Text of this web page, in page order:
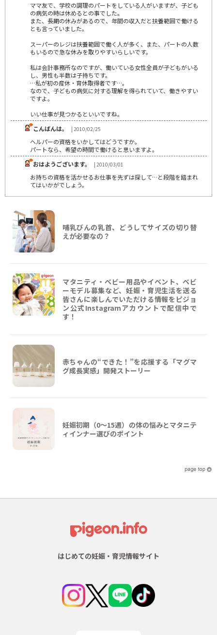
ママ友で、学校の調理のパートをしている人がいますが、子ども
の病気の時は休めるとの事でした。
また、長期の休みがあるので、年間の収入だと扶養範囲で働ける
とも言っていました。
スーパーのレジは扶養範囲で働く人が多く、また、パートの人数
もいるので急な休みを取りやすいらしいです。
私は会計事務所なのですが、働いている女性全員が子どもがいる
し、男性も半数は子持ちです。
…私が初の産休・育休取得者です…。
なので、子どもの病気に対する理解を得られていて、働きやすい
ですよ。
いい仕事が見つかるといいですね。
こんばんは。
| 2010/02/25
ヘルパーの資格をいかしてはどうですか。
パートなら、希望の時間で働けると思いますよ。
おはようございます。
| 2010/03/01
お持ちの資格を活かせるお仕事を先ずは探して…と段階を踏まれ
てはいかがでしょう。
哺乳びんの乳首、どうしてサイズの切り替
えが必要なの？
マタニティ・ベビー用品やイベント、ベビ
ーモデル募集など、妊娠・育児生活を送る
皆さんに楽しんでいただける情報をピジョ
ン公式Instagramアカウントで配信中で
す！
赤ちゃんの“できた！”を応援する「マグマ
グ成長実感」開発ストーリー
妊娠初期（0〜15週）の体の悩みとマタニテ
ィインナー選びのポイント
はじめての妊娠・育児情報サイト